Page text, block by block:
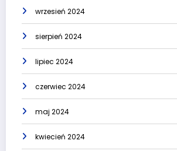
wrzesień 2024
sierpień 2024
lipiec 2024
czerwiec 2024
maj 2024
kwiecień 2024